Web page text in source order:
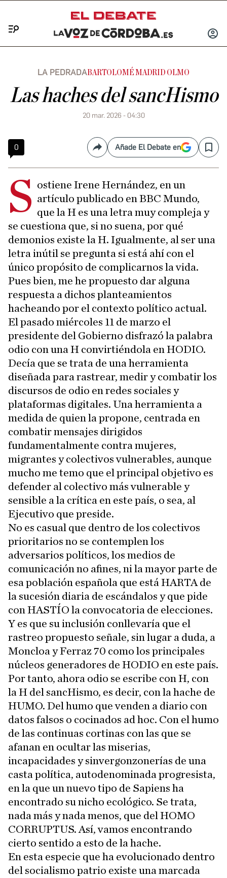
INICIAR
LA PEDRADA BARTOLOMÉ MADRID OLMO
Las haches del sancHismo
20 mar. 2026 - 04:30
0 CompartirAñade El Debate en Save
S ostiene Irene Hernández, en un
artículo publicado en BBC Mundo,
que la H es una letra muy compleja y
se cuestiona que, si no suena, por qué
demonios existe la H. Igualmente, al ser una
letra inútil se pregunta si está ahí con el
único propósito de complicarnos la vida.
Pues bien, me he propuesto dar alguna
respuesta a dichos planteamientos
hacheando por el contexto político actual.
El pasado miércoles 11 de marzo el
presidente del Gobierno disfrazó la palabra
odio con una H convirtiéndola en HODIO.
Decía que se trata de una herramienta
diseñada para rastrear, medir y combatir los
discursos de odio en redes sociales y
plataformas digitales. Una herramienta a
medida de quien la propone, centrada en
combatir mensajes dirigidos
fundamentalmente contra mujeres,
migrantes y colectivos vulnerables, aunque
mucho me temo que el principal objetivo es
defender al colectivo más vulnerable y
sensible a la crítica en este país, o sea, al
Ejecutivo que preside.
No es casual que dentro de los colectivos
prioritarios no se contemplen los
adversarios políticos, los medios de
comunicación no afines, ni la mayor parte de
esa población española que está HARTA de
la sucesión diaria de escándalos y que pide
con HASTÍO la convocatoria de elecciones.
Y es que su inclusión conllevaría que el
rastreo propuesto señale, sin lugar a duda, a
Moncloa y Ferraz 70 como los principales
núcleos generadores de HODIO en este país.
Por tanto, ahora odio se escribe con H, con
la H del sancHismo, es decir, con la hache de
HUMO. Del humo que venden a diario con
datos falsos o cocinados ad hoc. Con el humo
de las continuas cortinas con las que se
afanan en ocultar las miserias,
incapacidades y sinvergonzonerías de una
casta política, autodenominada progresista,
en la que un nuevo tipo de Sapiens ha
encontrado su nicho ecológico. Se trata,
nada más y nada menos, que del HOMO
CORRUPTUS. Así, vamos encontrando
cierto sentido a esto de la hache.
En esta especie que ha evolucionado dentro
del socialismo patrio existe una marcada